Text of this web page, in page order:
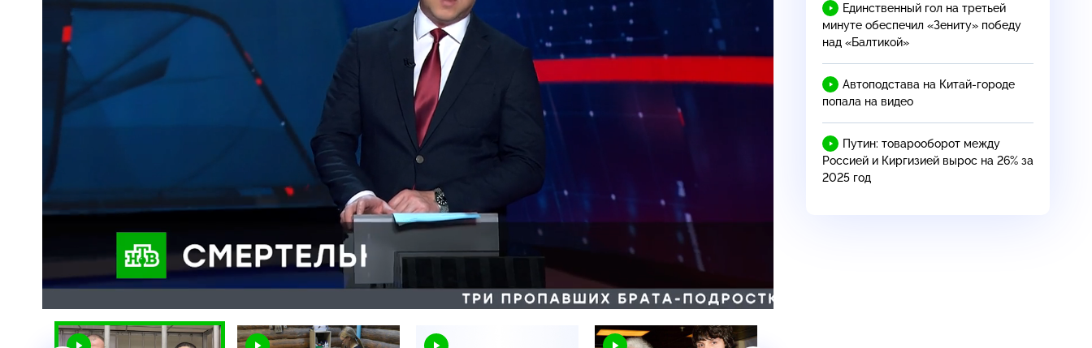
/
4.11%
Настройки
Единственный гол на третьей
минуте обеспечил «Зениту» победу
над «Балтикой»
Автоподстава на Китай-городе
попала на видео
Путин: товарооборот между
Россией и Киргизией вырос на 26% за
2025 год